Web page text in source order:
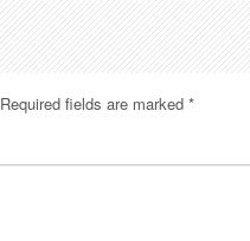
Required fields are marked *